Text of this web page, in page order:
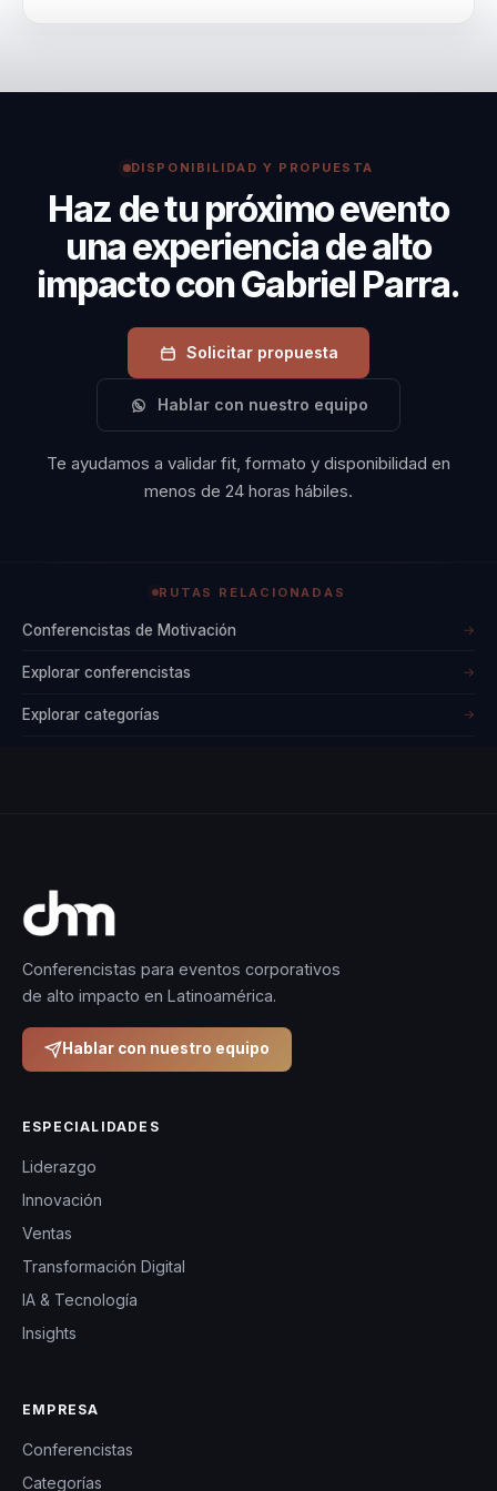
adoptar una mentalidad competitiva, optimizando sus
DISPONIBILIDAD Y PROPUESTA
Haz de tu próximo evento
una experiencia de alto
impacto con Gabriel Parra.
Solicitar propuesta
Hablar con nuestro equipo
Te ayudamos a validar fit, formato y disponibilidad en
menos de 24 horas hábiles.
RUTAS RELACIONADAS
Conferencistas de Motivación →
Explorar conferencistas →
Explorar categorías →
Conferencistas para eventos corporativos
de alto impacto en Latinoamérica.
Hablar con nuestro equipo
ESPECIALIDADES
Liderazgo
Innovación
Ventas
Transformación Digital
IA & Tecnología
Insights
EMPRESA
Conferencistas
Categorías